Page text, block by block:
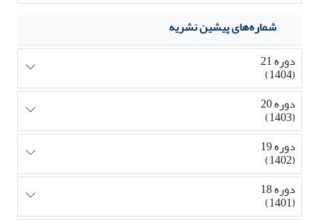
شماره‌های پیشین نشریه
دوره 21
(1404)
دوره 20
(1403)
دوره 19
(1402)
دوره 18
(1401)